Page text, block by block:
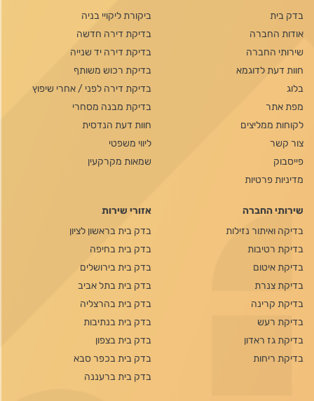
בדק בית
אודות החברה
שירותי החברה
חוות דעת לדוגמא
בלוג
מפת אתר
לקוחות ממליצים
צור קשר
פייסבוק
מדיניות פרטיות
ביקורת ליקויי בניה
בדיקת דירה חדשה
בדיקת דירה יד שנייה
בדיקת רכוש משותף
בדיקת דירה לפני / אחרי שיפוץ
בדיקת מבנה מסחרי
חוות דעת הנדסית
ליווי משפטי
שמאות מקרקעין
שירותי החברה
בדיקה ואיתור נזילות
בדיקת רטיבות
בדיקת איטום
בדיקת צנרת
בדיקת קרינה
בדיקת רעש
בדיקת גז ראדון
בדיקת ריחות
אזורי שירות
בדק בית בראשון לציון
בדק בית בחיפה
בדק בית בירושלים
בדק בית בתל אביב
בדק בית בהרצליה
בדק בית בנתיבות
בדק בית בצפון
בדק בית בכפר סבא
בדק בית ברעננה